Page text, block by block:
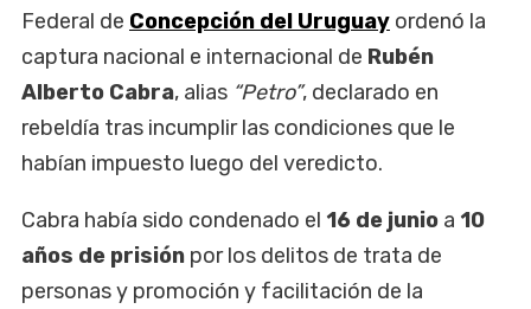
Federal de Concepción del Uruguay ordenó la
captura nacional e internacional de Rubén
Alberto Cabra, alias “Petro”, declarado en
rebeldía tras incumplir las condiciones que le
habían impuesto luego del veredicto.
Cabra había sido condenado el 16 de junio a 10
años de prisión por los delitos de trata de
personas y promoción y facilitación de la